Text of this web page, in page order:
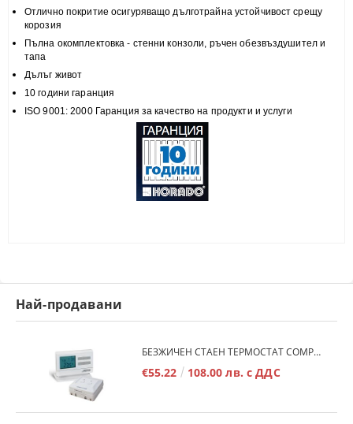
Отлично покритие осигуряващо дълготрайна устойчивост срещу
корозия
Пълна окомплектовка - стенни конзоли, ръчен обезвъздушител и
тапа
Дълъг живот
10 години гаранция
ISO 9001: 2000 Гаранция за качество на продукти и услуги
Най-продавани
БЕЗЖИЧЕН СТАЕН ТЕРМОСТАТ COMPUTHERM Q7RF
€55.22 108.00 лв. с ДДС